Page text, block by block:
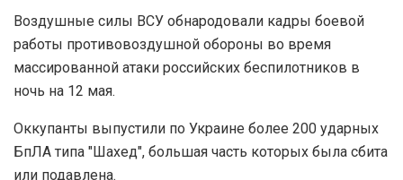
Воздушные силы ВСУ обнародовали кадры боевой
работы противовоздушной обороны во время
массированной атаки российских беспилотников в
ночь на 12 мая.
Оккупанты выпустили по Украине более 200 ударных
БпЛА типа "Шахед", большая часть которых была сбита
или подавлена.